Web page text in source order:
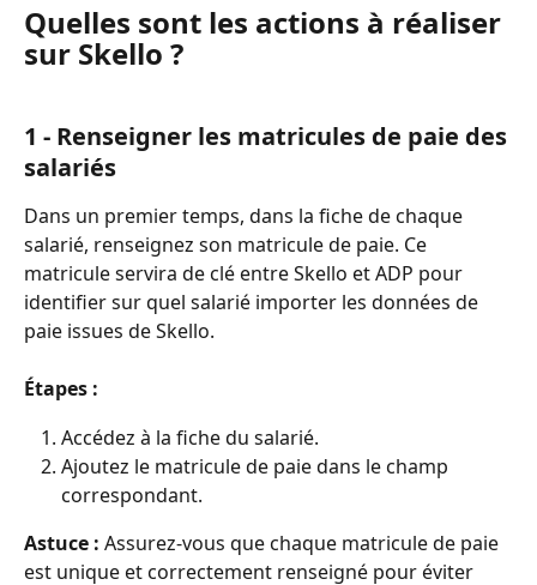
Quelles sont les actions à réaliser
sur Skello ?
1 - Renseigner les matricules de paie des
salariés
Dans un premier temps, dans la fiche de chaque
salarié, renseignez son matricule de paie. Ce
matricule servira de clé entre Skello et ADP pour
identifier sur quel salarié importer les données de
paie issues de Skello.
Étapes :
Accédez à la fiche du salarié.
Ajoutez le matricule de paie dans le champ
correspondant.
Astuce : Assurez-vous que chaque matricule de paie
est unique et correctement renseigné pour éviter